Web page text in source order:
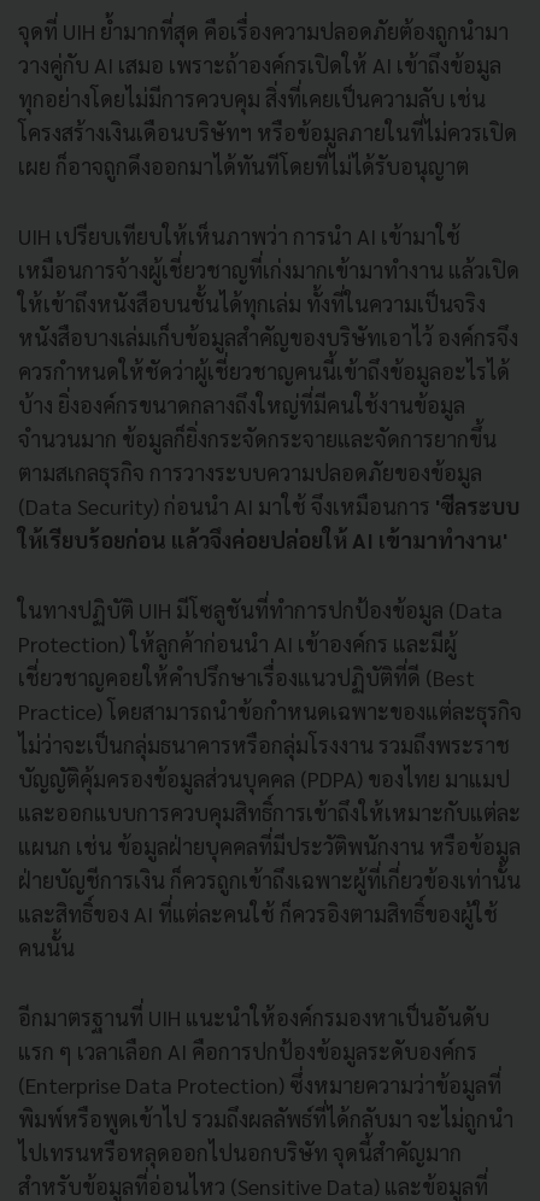
จุดที่ UIH ย้ำมากที่สุด คือเรื่องความปลอดภัยต้องถูกนำมา
วางคู่กับ AI เสมอ เพราะถ้าองค์กรเปิดให้ AI เข้าถึงข้อมูล
ทุกอย่างโดยไม่มีการควบคุม สิ่งที่เคยเป็นความลับ เช่น
โครงสร้างเงินเดือนบริษัทฯ หรือข้อมูลภายในที่ไม่ควรเปิด
เผย ก็อาจถูกดึงออกมาได้ทันทีโดยที่ไม่ได้รับอนุญาต
UIH เปรียบเทียบให้เห็นภาพว่า การนำ AI เข้ามาใช้
เหมือนการจ้างผู้เชี่ยวชาญที่เก่งมากเข้ามาทำงาน แล้วเปิด
ให้เข้าถึงหนังสือบนชั้นได้ทุกเล่ม ทั้งที่ในความเป็นจริง
หนังสือบางเล่มเก็บข้อมูลสำคัญของบริษัทเอาไว้ องค์กรจึง
ควรกำหนดให้ชัดว่าผู้เชี่ยวชาญคนนี้เข้าถึงข้อมูลอะไรได้
บ้าง ยิ่งองค์กรขนาดกลางถึงใหญ่ที่มีคนใช้งานข้อมูล
จำนวนมาก ข้อมูลก็ยิ่งกระจัดกระจายและจัดการยากขึ้น
ตามสเกลธุรกิจ การวางระบบความปลอดภัยของข้อมูล
(Data Security) ก่อนนำ AI มาใช้ จึงเหมือนการ 'ซีลระบบ
ให้เรียบร้อยก่อน แล้วจึงค่อยปล่อยให้ AI เข้ามาทำงาน'
ในทางปฏิบัติ UIH มีโซลูชันที่ทำการปกป้องข้อมูล (Data
Protection) ให้ลูกค้าก่อนนำ AI เข้าองค์กร และมีผู้
เชี่ยวชาญคอยให้คำปรึกษาเรื่องแนวปฏิบัติที่ดี (Best
Practice) โดยสามารถนำข้อกำหนดเฉพาะของแต่ละธุรกิจ
ไม่ว่าจะเป็นกลุ่มธนาคารหรือกลุ่มโรงงาน รวมถึงพระราช
บัญญัติคุ้มครองข้อมูลส่วนบุคคล (PDPA) ของไทย มาแมป
และออกแบบการควบคุมสิทธิ์การเข้าถึงให้เหมาะกับแต่ละ
แผนก เช่น ข้อมูลฝ่ายบุคคลที่มีประวัติพนักงาน หรือข้อมูล
ฝ่ายบัญชีการเงิน ก็ควรถูกเข้าถึงเฉพาะผู้ที่เกี่ยวข้องเท่านั้น
และสิทธิ์ของ AI ที่แต่ละคนใช้ ก็ควรอิงตามสิทธิ์ของผู้ใช้
คนนั้น
อีกมาตรฐานที่ UIH แนะนำให้องค์กรมองหาเป็นอันดับ
แรก ๆ เวลาเลือก AI คือการปกป้องข้อมูลระดับองค์กร
(Enterprise Data Protection) ซึ่งหมายความว่าข้อมูลที่
พิมพ์หรือพูดเข้าไป รวมถึงผลลัพธ์ที่ได้กลับมา จะไม่ถูกนำ
ไปเทรนหรือหลุดออกไปนอกบริษัท จุดนี้สำคัญมาก
สำหรับข้อมูลที่อ่อนไหว (Sensitive Data) และข้อมูลที่